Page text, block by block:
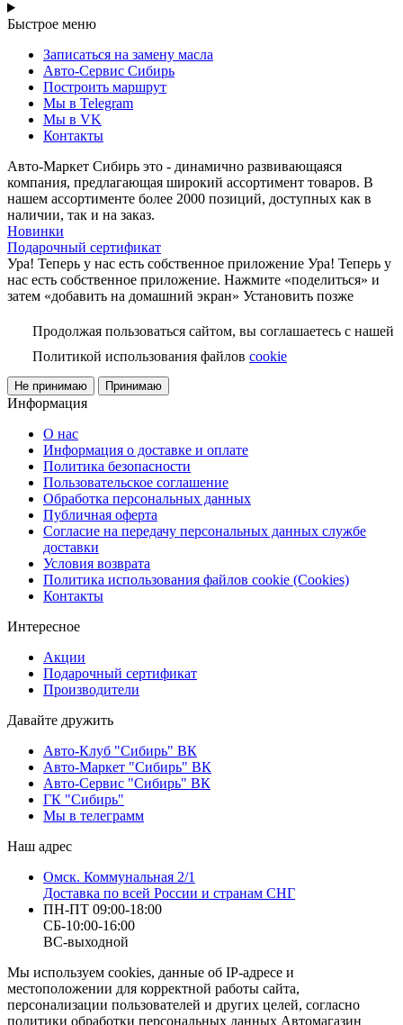
Быстрое меню
Записаться на замену масла
Авто-Сервис Сибирь
Построить маршрут
Мы в Telegram
Мы в VK
Контакты
Авто-Маркет Сибирь это - динамично развивающаяся
компания, предлагающая широкий ассортимент товаров. В
нашем ассортименте более 2000 позиций, доступных как в
наличии, так и на заказ.
Новинки
Подарочный сертификат
Ура! Теперь у нас есть собственное приложение Ура! Теперь у
нас есть собственное приложение. Нажмите «поделиться» и
затем «добавить на домашний экран» Установить позже
Продолжая пользоваться сайтом, вы соглашаетесь с нашей
Политикой использования файлов cookie
Не принимаю Принимаю
Информация
О нас
Информация о доставке и оплате
Политика безопасности
Пользовательское соглашение
Обработка персональных данных
Публичная оферта
Согласие на передачу персональных данных службе
доставки
Условия возврата
Политика использования файлов cookie (Cookies)
Контакты
Интересное
Акции
Подарочный сертификат
Производители
Давайте дружить
Авто-Клуб "Сибирь" ВК
Авто-Маркет "Сибирь" ВК
Авто-Сервис "Сибирь" ВК
ГК "Сибирь"
Мы в телеграмм
Наш адрес
Омск. Коммунальная 2/1
Доставка по всей России и странам СНГ
ПН-ПТ 09:00-18:00
СБ-10:00-16:00
ВС-выходной
Мы используем cookies, данные об IP-адресе и
местоположении для корректной работы сайта,
персонализации пользователей и других целей, согласно
политики обработки персональных данных Автомагазин